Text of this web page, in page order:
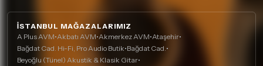
İSTANBUL MAĞAZALARIMIZ
A Plus AVM•Akbatı AVM•Akmerkez AVM•Ataşehir•
Bağdat Cad. Hi-Fi, Pro Audio Butik•Bağdat Cad.•
Beyoğlu (Tünel) Akustik & Klasik Gitar•